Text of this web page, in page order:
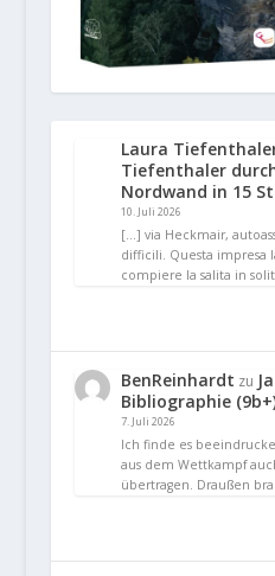
Laura
Tiefenthaler
Nordwand in 15
10. Juli 2026
[…] via Heckmair,
difficili. Questa impresa
compiere la salita in
BenReinhardt zu
Bibliographie
7. Juli 2026
Ich finde es
aus dem Wettkampf
übertragen. Draußen